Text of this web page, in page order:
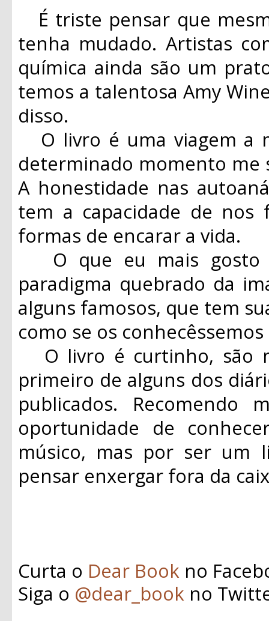
É triste pensar que
tenha mudado. Artistas
química ainda são um
temos a talentosa Amy
disso.
O livro é uma viagem a
determinado momento me
A honestidade nas
tem a capacidade de nos
formas de encarar a vida.
O que eu mais gosto
paradigma quebrado da
alguns famosos, que tem
como se os
O livro é curtinho, são
primeiro de alguns dos
publicados.
oportunidade de
músico, mas por ser um
pensar enxergar fora da
Curta o Dear Book no
Siga o @dear_book no